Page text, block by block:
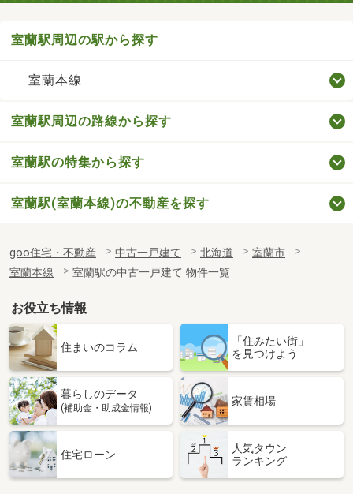
室蘭駅周辺の駅から探す
室蘭本線
室蘭駅周辺の路線から探す
室蘭駅の特集から探す
室蘭駅(室蘭本線)の不動産を探す
goo住宅・不動産 中古一戸建て 北海道
室蘭市
室蘭本線
室蘭駅の中古一戸建て 物件一覧
お役立ち情報
住まいのコラム
「住みたい街」
を見つけよう
暮らしのデータ
(補助金・助成金情報)
家賃相場
住宅ローン
人気タウン
ランキング